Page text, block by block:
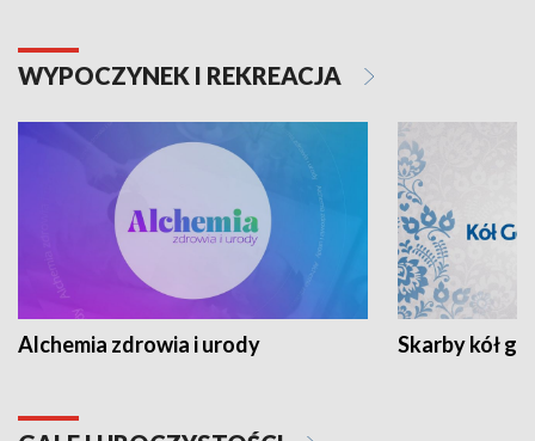
WYPOCZYNEK I REKREACJA
Alchemia zdrowia i urody Skarby kół